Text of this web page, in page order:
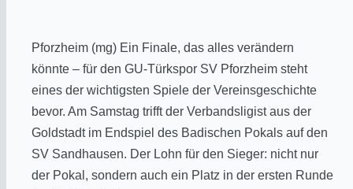
Pforzheim (mg) Ein Finale, das alles verändern
könnte – für den GU-Türkspor SV Pforzheim steht
eines der wichtigsten Spiele der Vereinsgeschichte
bevor. Am Samstag trifft der Verbandsligist aus der
Goldstadt im Endspiel des Badischen Pokals auf den
SV Sandhausen. Der Lohn für den Sieger: nicht nur
der Pokal, sondern auch ein Platz in der ersten Runde